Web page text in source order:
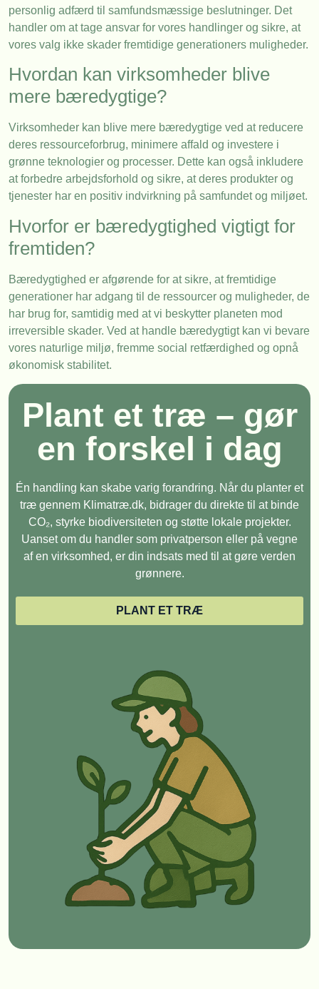
personlig adfærd til samfundsmæssige beslutninger. Det
handler om at tage ansvar for vores handlinger og sikre, at
vores valg ikke skader fremtidige generationers muligheder.
Hvordan kan virksomheder blive
mere bæredygtige?
Virksomheder kan blive mere bæredygtige ved at reducere
deres ressourceforbrug, minimere affald og investere i
grønne teknologier og processer. Dette kan også inkludere
at forbedre arbejdsforhold og sikre, at deres produkter og
tjenester har en positiv indvirkning på samfundet og miljøet.
Hvorfor er bæredygtighed vigtigt for
fremtiden?
Bæredygtighed er afgørende for at sikre, at fremtidige
generationer har adgang til de ressourcer og muligheder, de
har brug for, samtidig med at vi beskytter planeten mod
irreversible skader. Ved at handle bæredygtigt kan vi bevare
vores naturlige miljø, fremme social retfærdighed og opnå
økonomisk stabilitet.
Plant et træ – gør
en forskel i dag
Én handling kan skabe varig forandring. Når du planter et
træ gennem Klimatræ.dk, bidrager du direkte til at binde
CO₂, styrke biodiversiteten og støtte lokale projekter.
Uanset om du handler som privatperson eller på vegne
af en virksomhed, er din indsats med til at gøre verden
grønnere.
PLANT ET TRÆ